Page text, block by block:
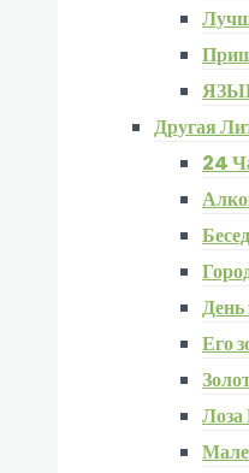
Другая
24
День
Его